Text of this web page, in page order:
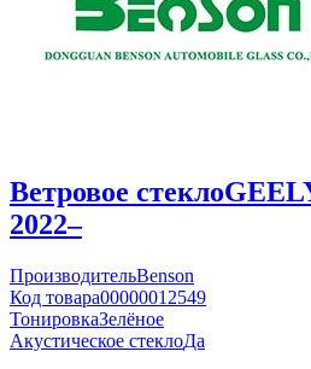
Ветровое стекло
2022–
ПроизводительBenson
Код товара00000012549
ТонировкаЗелёное
Акустическое стеклоДа